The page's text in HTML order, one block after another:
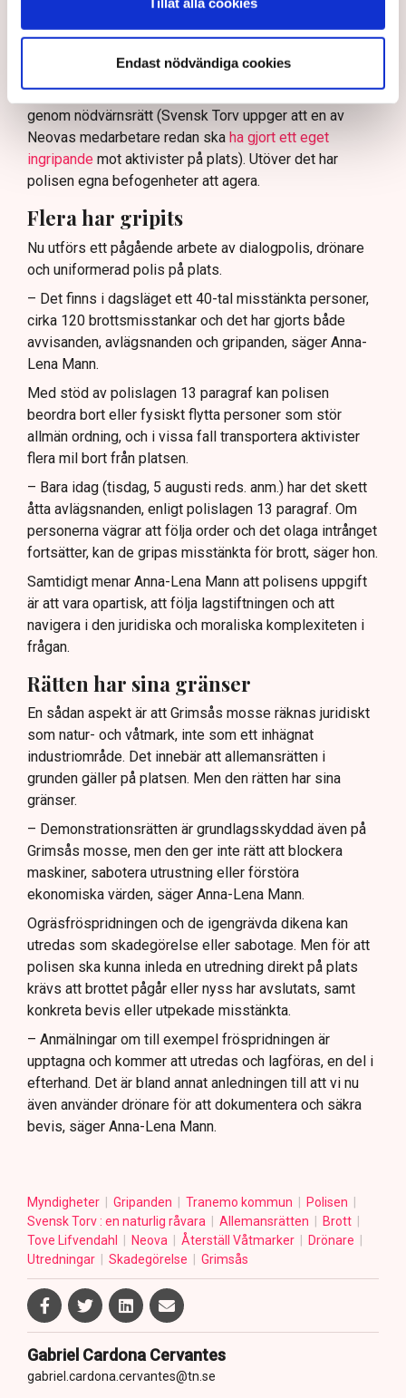
Endast nödvändiga cookies
Enligt Anna-Lena Mann, polisinspektör vid
verksamhetsutövaren, eller dennes ordningsvakter, rätt
att be personer lämna platsen och skydda sin egendom
genom nödvärnsrätt (Svensk Torv uppger att en av
Neovas medarbetare redan ska ha gjort ett eget
ingripande mot aktivister på plats). Utöver det har
polisen egna befogenheter att agera.
Flera har gripits
Nu utförs ett pågående arbete av dialogpolis, drönare
och uniformerad polis på plats.
– Det finns i dagsläget ett 40-tal misstänkta personer,
cirka 120 brottsmisstankar och det har gjorts både
avvisanden, avlägsnanden och gripanden, säger Anna-
Lena Mann.
Med stöd av polislagen 13 paragraf kan polisen
beordra bort eller fysiskt flytta personer som stör
allmän ordning, och i vissa fall transportera aktivister
flera mil bort från platsen.
– Bara idag (tisdag, 5 augusti reds. anm.) har det skett
åtta avlägsnanden, enligt polislagen 13 paragraf. Om
personerna vägrar att följa order och det olaga intrånget
fortsätter, kan de gripas misstänkta för brott, säger hon.
Samtidigt menar Anna-Lena Mann att polisens uppgift
är att vara opartisk, att följa lagstiftningen och att
navigera i den juridiska och moraliska komplexiteten i
frågan.
Rätten har sina gränser
En sådan aspekt är att Grimsås mosse räknas juridiskt
som natur- och våtmark, inte som ett inhägnat
industriområde. Det innebär att allemansrätten i
grunden gäller på platsen. Men den rätten har sina
gränser.
– Demonstrationsrätten är grundlagsskyddad även på
Grimsås mosse, men den ger inte rätt att blockera
maskiner, sabotera utrustning eller förstöra
ekonomiska värden, säger Anna-Lena Mann.
Ogräsfröspridningen och de igengrävda dikena kan
utredas som skadegörelse eller sabotage. Men för att
polisen ska kunna inleda en utredning direkt på plats
krävs att brottet pågår eller nyss har avslutats, samt
konkreta bevis eller utpekade misstänkta.
– Anmälningar om till exempel fröspridningen är
upptagna och kommer att utredas och lagföras, en del i
efterhand. Det är bland annat anledningen till att vi nu
även använder drönare för att dokumentera och säkra
bevis, säger Anna-Lena Mann.
Myndigheter Gripanden Tranemo kommun
Polisen
Svensk Torv : en naturlig råvara
Allemansrätten
Brott
Tove Lifvendahl
Neova Återställ Våtmarker
Drönare
Utredningar
Skadegörelse Grimsås
Gabriel Cardona Cervantes
gabriel.cardona.cervantes@tn.se